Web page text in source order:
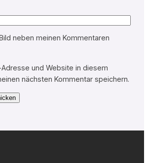
neben meinen Kommentaren
und Website in diesem
nächsten Kommentar speichern.